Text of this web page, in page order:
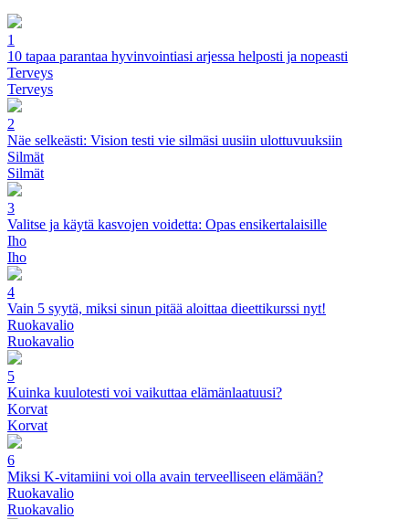
1
10 tapaa parantaa hyvinvointiasi arjessa helposti ja nopeasti
Terveys
Terveys
2
Näe selkeästi: Vision testi vie silmäsi uusiin ulottuvuuksiin
Silmät
Silmät
3
Valitse ja käytä kasvojen voidetta: Opas ensikertalaisille
Iho
Iho
4
Vain 5 syytä, miksi sinun pitää aloittaa dieettikurssi nyt!
Ruokavalio
Ruokavalio
5
Kuinka kuulotesti voi vaikuttaa elämänlaatuusi?
Korvat
Korvat
6
Miksi K-vitamiini voi olla avain terveelliseen elämään?
Ruokavalio
Ruokavalio